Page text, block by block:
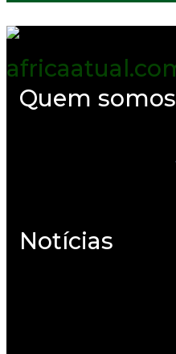
Quem somos
Notícias